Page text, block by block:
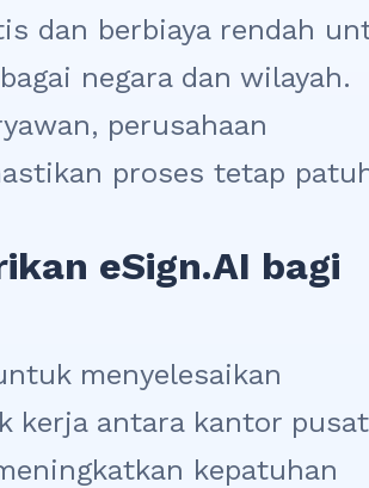
dan berbiaya rendah
negara dan wilayah.
perusahaan
proses tetap
eSign.AI bagi
menyelesaikan
kerja antara kantor
kepatuhan